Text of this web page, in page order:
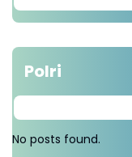
Polri
No posts found.